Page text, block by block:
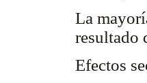
La
resultado
Efectos